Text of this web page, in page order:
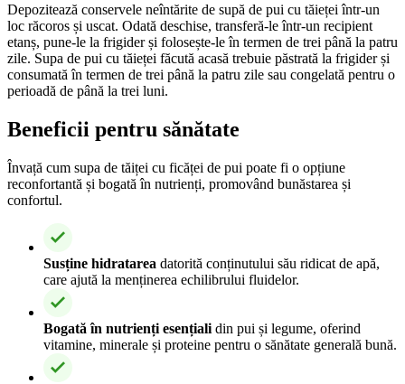
Depozitează conservele neîntărite de supă de pui cu tăieței într-un
loc răcoros și uscat. Odată deschise, transferă-le într-un recipient
etanș, pune-le la frigider și folosește-le în termen de trei până la patru
zile. Supa de pui cu tăieței făcută acasă trebuie păstrată la frigider și
consumată în termen de trei până la patru zile sau congelată pentru o
perioadă de până la trei luni.
Beneficii pentru sănătate
Învață cum supa de tăiței cu ficăței de pui poate fi o opțiune
reconfortantă și bogată în nutrienți, promovând bunăstarea și
confortul.
Susține hidratarea datorită conținutului său ridicat de apă,
care ajută la menținerea echilibrului fluidelor.
Bogată în nutrienți esențiali din pui și legume, oferind
vitamine, minerale și proteine pentru o sănătate generală bună.